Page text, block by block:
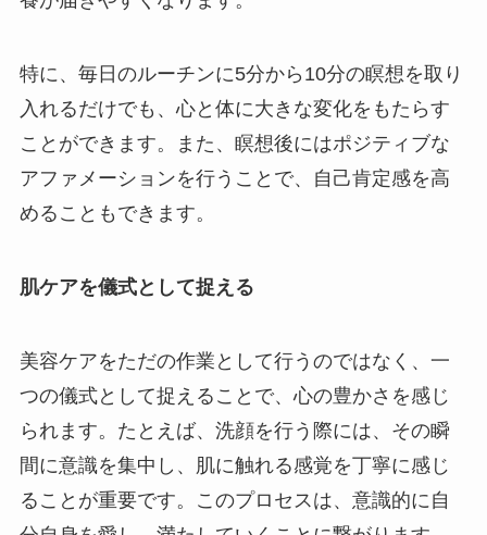
特に、毎日のルーチンに5分から10分の瞑想を取り
入れるだけでも、心と体に大きな変化をもたらす
ことができます。また、瞑想後にはポジティブな
アファメーションを行うことで、自己肯定感を高
めることもできます。
肌ケアを儀式として捉える
美容ケアをただの作業として行うのではなく、一
つの儀式として捉えることで、心の豊かさを感じ
られます。たとえば、洗顔を行う際には、その瞬
間に意識を集中し、肌に触れる感覚を丁寧に感じ
ることが重要です。このプロセスは、意識的に自